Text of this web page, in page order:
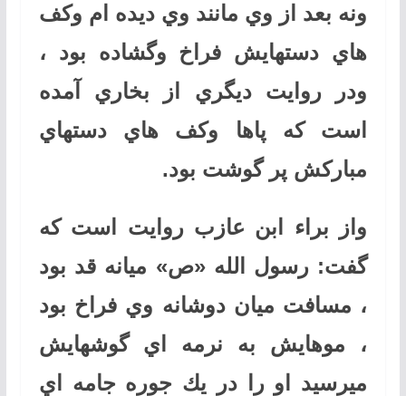
ونه بعد از وي مانند وي ديده ام وكف
هاي دستهايش فراخ وگشاده بود ،
ودر روايت ديگري از بخاري آمده
است كه پاها وكف هاي دستهاي
مباركش پر گوشت بود.
واز براء ابن عازب روايت است كه
گفت: رسول الله «ص» ميانه قد بود
، مسافت ميان دوشانه وي فراخ بود
، موهايش به نرمه اي گوشهايش
ميرسيد او را در يك جوره جامه اي